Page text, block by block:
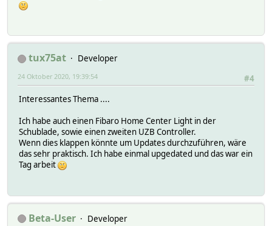
tux75at
Developer
#4
24 Oktober 2020, 19:39:54
Interessantes Thema ....
Ich habe auch einen Fibaro Home Center Light in der
Schublade, sowie einen zweiten UZB Controller.
Wenn dies klappen könnte um Updates durchzuführen, wäre
das sehr praktisch. Ich habe einmal upgedated und das war ein
Tag arbeit
Beta-User
Developer